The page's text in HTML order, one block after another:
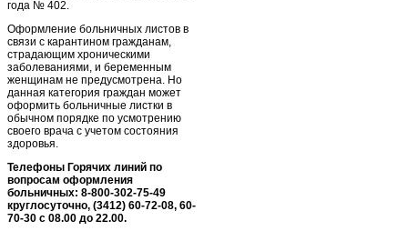
года № 402.
Оформление больничных листов в
связи с карантином гражданам,
страдающим хроническими
заболеваниями, и беременным
женщинам не предусмотрена. Но
данная категория граждан может
оформить больничные листки в
обычном порядке по усмотрению
своего врача с учетом состояния
здоровья.
Телефоны Горячих линий по
вопросам оформления
больничных: 8-800-302-75-49
круглосуточно, (3412) 60-72-08, 60-
70-30 с 08.00 до 22.00.